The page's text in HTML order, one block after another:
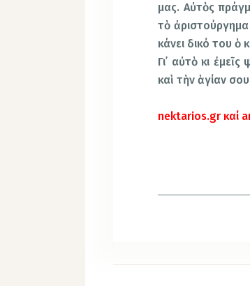
μας. Αὐτὸς
τὸ
κάνει δικό του ὁ
Γι᾿ αὐτὸ κι
καὶ τὴν ἁγίαν
nektarios.gr καί